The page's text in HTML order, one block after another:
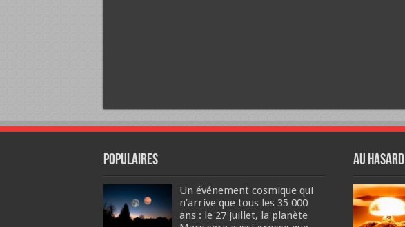
Populaires
Un événement cosmique qui
n’arrive que tous les 35 000
ans : le 27 juillet, la planète
Au hasard